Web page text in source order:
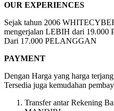
OUR EXPERIENCES
Sejak tahun 2006
mengerjalan LEBIH dari 19.000
Dari 17.000 PELANGGAN
PAYMENT
Dengan Harga yang harga
Tersedia juga kemudahan
Transfer antar Rekening